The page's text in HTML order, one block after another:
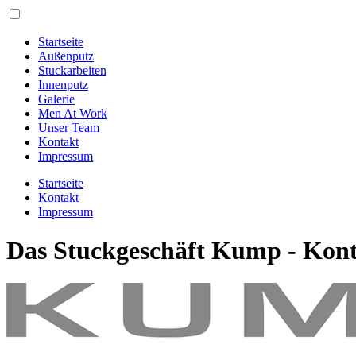
Startseite
Außenputz
Stuckarbeiten
Innenputz
Galerie
Men At Work
Unser Team
Kontakt
Impressum
Startseite
Kontakt
Impressum
Das Stuckgeschäft Kump -